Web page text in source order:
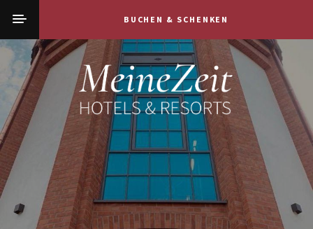
BUCHEN & SCHENKEN